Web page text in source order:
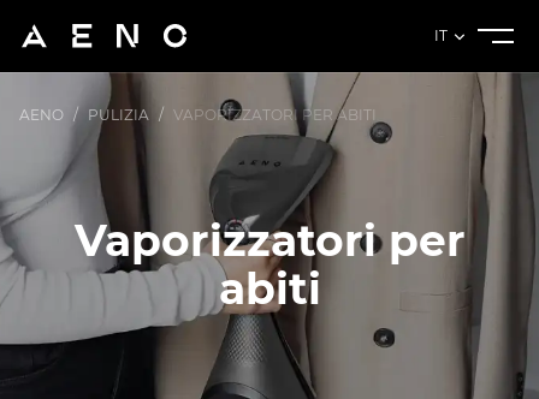
IT
AENO / PULIZIA / VAPORIZZATORI PER ABITI
Vaporizzatori per
abiti